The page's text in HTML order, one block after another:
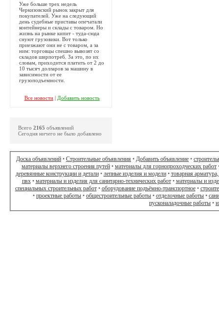
Уже больше трех недель
Черкизовский рынок закрыт для
покупателей. Уже на следующий
день судебные приставы опечатали
контейнеры и склады с товаром. Но
жизнь на рынке кипит - туда-сюда
снуют грузовики. Вот только
приезжают они не с товаром, а за
ним: торговцы спешно вывозят со
складов ширпотреб. За это, по их
словам, приходится платить от 2 до
10 тысяч долларов за машину в
зависимости от ее
грузоподъемности.
Все новости| Добавить новость
Всего 2165 объявлений
Сегодня ничего не было добавлено
Доска объявлений • Строительные объявления • Добавить объявление •
материалы верхнего строения путей • материалы для горнопроходческих работ
деревянные конструкции и детали• лепные изделия и модели• товарная
пвх• материалы и изделия для санитарно-технических работ• материалы и
специальных строительных работ• оборудование подъёмно-транспортное•
• проектные работы • общестроительные работы • отделочные работы •
пусконаладочные работы •